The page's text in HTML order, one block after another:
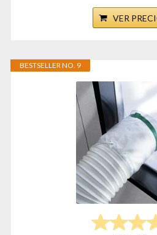
VER
BESTSELLER NO. 9